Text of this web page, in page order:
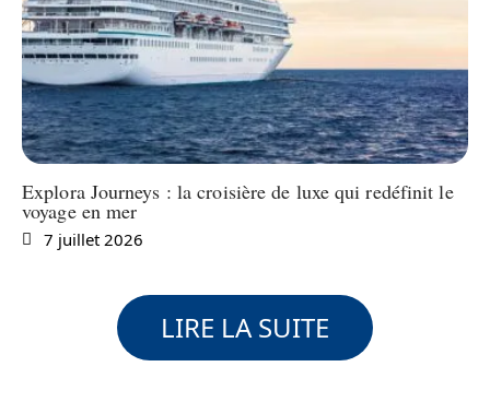
Explora Journeys : la croisière de luxe qui redéfinit le
voyage en mer
7 juillet 2026
LIRE LA SUITE